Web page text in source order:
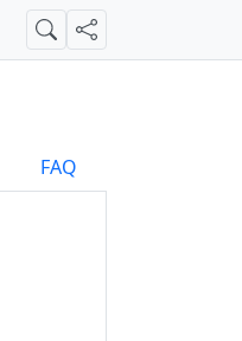
SucheTeilen
FAQ